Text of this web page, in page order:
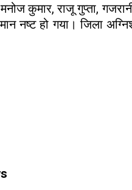
कुमार, राजू गुप्ता,
हो गया। जिला